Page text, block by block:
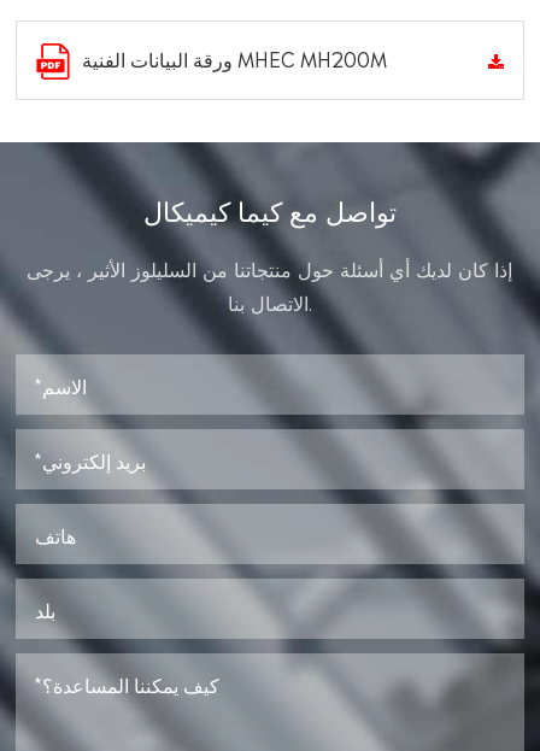
ورقة البيانات الفنية MHEC MH200M
تواصل مع كيما كيميكال
إذا كان لديك أي أسئلة حول منتجاتنا من السليلوز الأثير ، يرجى
الاتصال بنا.